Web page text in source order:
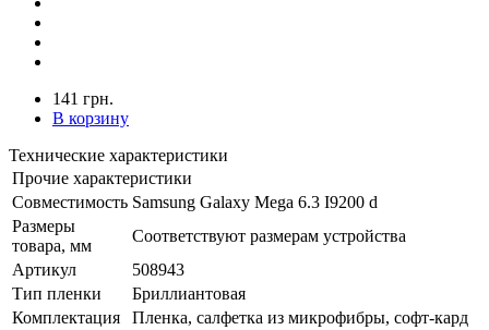
141 грн.
В корзину
Технические характеристики
Прочие характеристики
Совместимость Samsung Galaxy Mega 6.3 I9200 d
Размеры
товара, мм
Соответствуют размерам устройства
Артикул
508943
Тип пленки
Бриллиантовая
Комплектация
Пленка, салфетка из микрофибры, софт-кард